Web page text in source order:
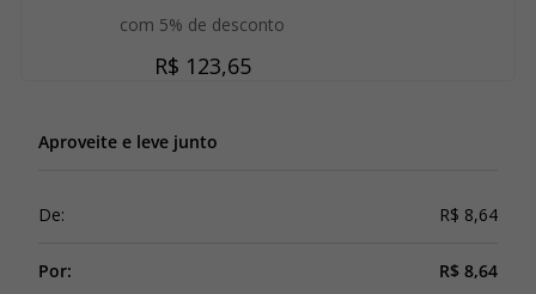
com 5% de desconto
R$ 123,65
Aproveite e leve junto
De: R$ 8,64
Por: R$ 8,64